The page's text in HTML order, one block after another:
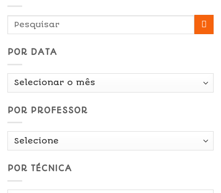
POR DATA
Por
POR PROFESSOR
POR TÉCNICA